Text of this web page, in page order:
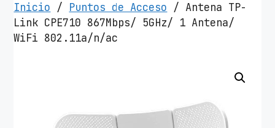
Inicio / Puntos de Acceso / Antena TP-
Link CPE710 867Mbps/ 5GHz/ 1 Antena/
WiFi 802.11a/n/ac